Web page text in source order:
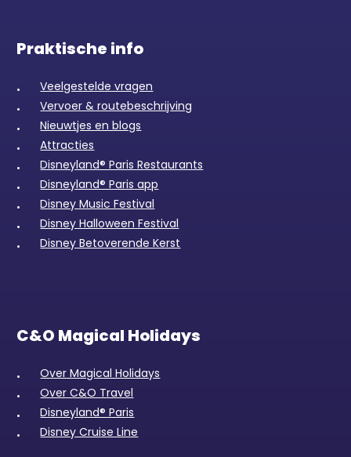
Praktische info
Veelgestelde vragen
Vervoer & routebeschrijving
Nieuwtjes en blogs
Attracties
Disneyland® Paris Restaurants
Disneyland® Paris app
Disney Music Festival
Disney Halloween Festival
Disney Betoverende Kerst
C&O Magical Holidays
Over Magical Holidays
Over C&O Travel
Disneyland® Paris
Disney Cruise Line